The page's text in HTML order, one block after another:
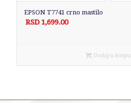
EPSON T7741 crno mastilo
RSD 1,699.00
Dodaj u korpu